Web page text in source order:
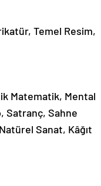
Temel Resim,
Matematik, Mental
Satranç, Sahne
Sanat, Kâğıt